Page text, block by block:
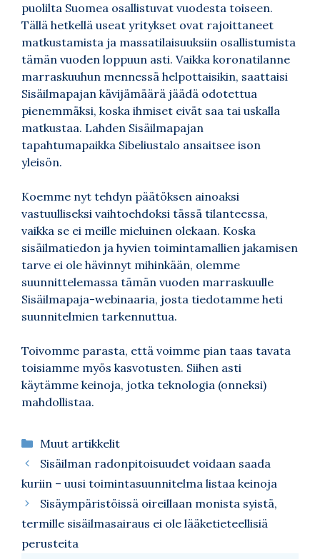
puolilta Suomea osallistuvat vuodesta toiseen.
Tällä hetkellä useat yritykset ovat rajoittaneet
matkustamista ja massatilaisuuksiin osallistumista
tämän vuoden loppuun asti. Vaikka koronatilanne
marraskuuhun mennessä helpottaisikin, saattaisi
Sisäilmapajan kävijämäärä jäädä odotettua
pienemmäksi, koska ihmiset eivät saa tai uskalla
matkustaa. Lahden Sisäilmapajan
tapahtumapaikka Sibeliustalo ansaitsee ison
yleisön.
Koemme nyt tehdyn päätöksen ainoaksi
vastuulliseksi vaihtoehdoksi tässä tilanteessa,
vaikka se ei meille mieluinen olekaan. Koska
sisäilmatiedon ja hyvien toimintamallien jakamisen
tarve ei ole hävinnyt mihinkään, olemme
suunnittelemassa tämän vuoden marraskuulle
Sisäilmapaja-webinaaria, josta tiedotamme heti
suunnitelmien tarkennuttua.
Toivomme parasta, että voimme pian taas tavata
toisiamme myös kasvotusten. Siihen asti
käytämme keinoja, jotka teknologia (onneksi)
mahdollistaa.
Kategoriat
Muut artikkelit
Sisäilman radonpitoisuudet voidaan saada
kuriin – uusi toimintasuunnitelma listaa keinoja
Sisäympäristöissä oireillaan monista syistä,
termille sisäilmasairaus ei ole lääketieteellisiä
perusteita